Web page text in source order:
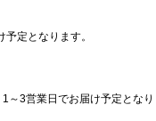
定となります。
～3営業日でお届け予定となり